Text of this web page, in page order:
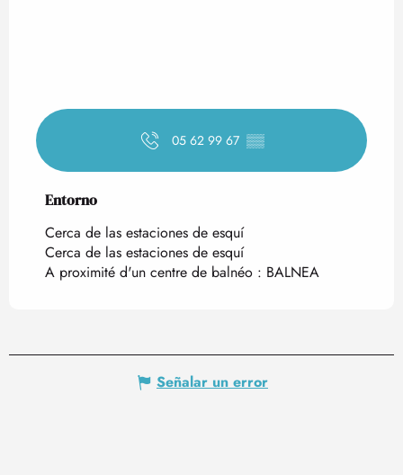
05 62 99 67 ▒▒
Entorno
Entorno
Cerca de las estaciones de esquí
Cerca de las estaciones de esquí
A proximité d'un centre de balnéo : BALNEA
Señalar un error